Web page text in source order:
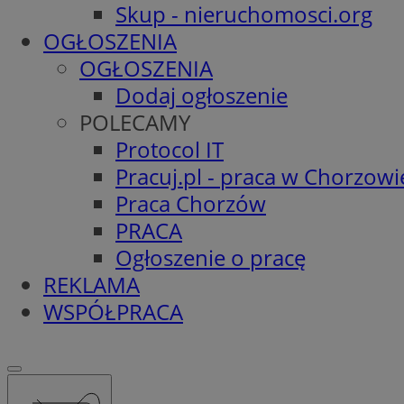
Skup - nieruchomosci.org
OGŁOSZENIA
OGŁOSZENIA
Dodaj ogłoszenie
POLECAMY
Protocol IT
Pracuj.pl - praca w
Praca Chorzów
PRACA
Ogłoszenie o pracę
REKLAMA
WSPÓŁPRACA